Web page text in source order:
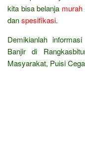
kita bisa belanja murah
danspesifikasi.
Demikianlah
Banjir di
Masyarakat, Puisi